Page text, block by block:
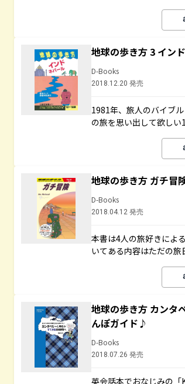
地球の歩き方 3 イン
D-Books
2018.12.20 発売
1981年、旅人のバイブ
の旅を思い出して欲しい1
地球の歩き方 ガチ冒
D-Books
2018.04.12 発売
本書は4人の旅好きによ
いてある内容はただの旅
地球の歩き方 カンタ
んぽガイド♪
D-Books
2018.07.26 発売
英会話本でおなじみの「